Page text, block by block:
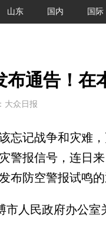
山东 国内 国际
布通告！在
大众日报
记战争和灾难，
警报信号，连日
布防空警报试鸣
市人民政府办公室